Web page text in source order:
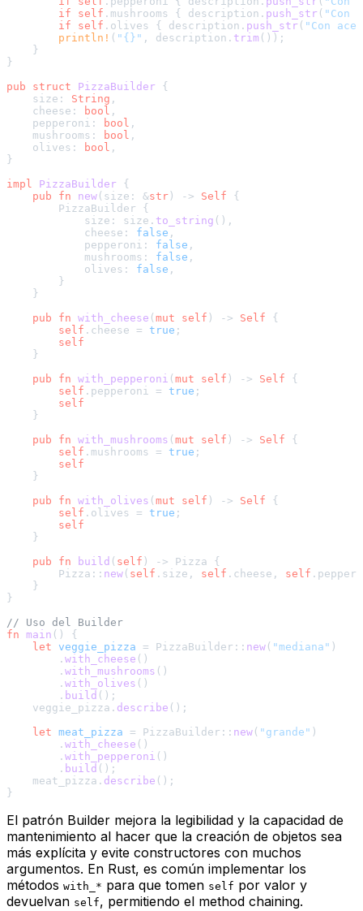
if
self .mushrooms { description. push_str ( "Con
if
self .olives { description. push_str ( "Con
println! ( "{}" , description. trim ());
    }
}
pub
struct PizzaBuilder {
    size:
String ,
    cheese:
bool ,
    pepperoni:
bool ,
    mushrooms:
bool ,
    olives:
bool ,
}
impl
PizzaBuilder {
pub
fn new (size: &str ) -> Self {
        PizzaBuilder {
            size: size.
to_string (),
            cheese:
false ,
            pepperoni:
false ,
            mushrooms:
false ,
            olives:
false ,
        }
    }
pub
fn with_cheese ( mut self ) -> Self {
self .cheese = true ;
self
    }
pub
fn with_pepperoni ( mut self ) -> Self {
self .pepperoni = true ;
self
    }
pub
fn with_mushrooms ( mut self ) -> Self {
self .mushrooms = true ;
self
    }
pub
fn with_olives ( mut self ) -> Self {
self .olives = true ;
self
    }
pub
fn build ( self ) -> Pizza {
        Pizza::
new ( self .size, self .cheese, self
    }
}
// Uso del Builder
fn main () {
let veggie_pizza = PizzaBuilder:: new ( "mediana" )
        .
with_cheese ()
        .
with_mushrooms ()
        .
with_olives ()
        .
build ();
    veggie_pizza.
describe ();
let meat_pizza = PizzaBuilder:: new ( "grande" )
        .
with_cheese ()
        .
with_pepperoni ()
        .
build ();
    meat_pizza.
describe ();
El patrón Builder mejora la legibilidad y la capacidad de
mantenimiento al hacer que la creación de objetos sea
más explícita y evite constructores con muchos
argumentos. En Rust, es común implementar los
métodos with_* para que tomen self por valor y
devuelvan self, permitiendo el method chaining.